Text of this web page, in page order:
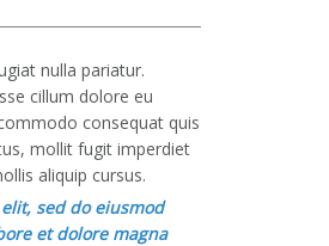
nulla pariatur.
cillum dolore eu
consequat quis
mollit fugit imperdiet
aliquip cursus.
sed do eiusmod
et dolore magna